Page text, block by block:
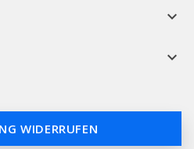


WIDERRUFEN